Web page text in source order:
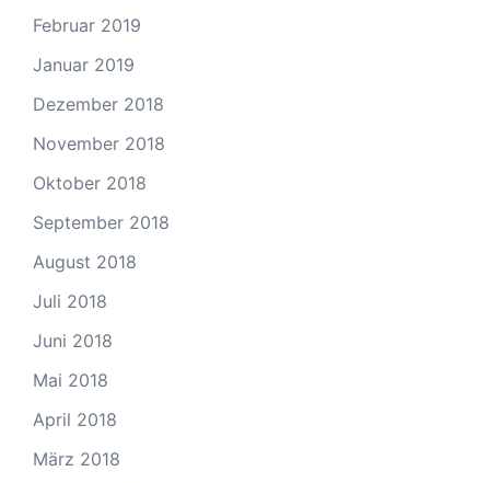
Februar 2019
Januar 2019
Dezember 2018
November 2018
Oktober 2018
September 2018
August 2018
Juli 2018
Juni 2018
Mai 2018
April 2018
März 2018